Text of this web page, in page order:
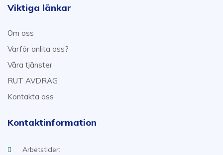
Viktiga länkar
Om oss
Varför anlita oss?
Våra tjänster
RUT AVDRAG
Kontakta oss
Kontaktinformation
Arbetstider: